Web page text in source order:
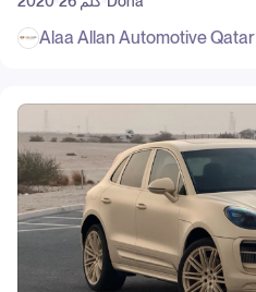
Alaa Allan Automotive Qatar